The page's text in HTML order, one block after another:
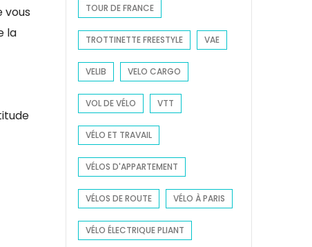
vous
la
TOUR DE FRANCE
TROTTINETTE FREESTYLE VAE
VELIB VELO CARGO
VOL DE VÉLO VTT
VÉLO ET TRAVAIL
VÉLOS D'APPARTEMENT
VÉLOS DE ROUTE VÉLO À PARIS
VÉLO ÉLECTRIQUE PLIANT